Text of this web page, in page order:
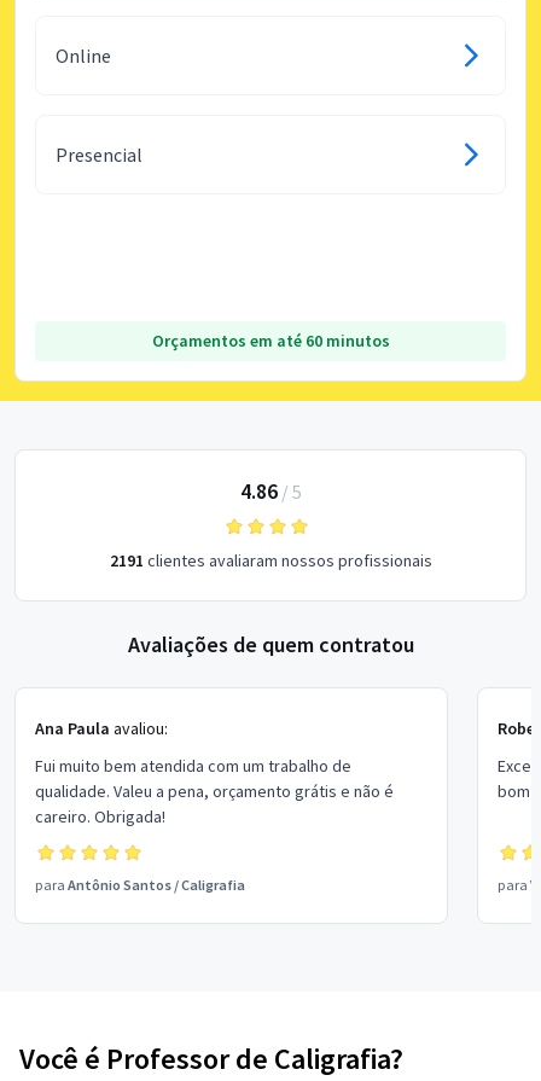
Online
Presencial
Orçamentos em até 60 minutos
4.86/ 5
2191 clientes avaliaram nossos profissionais
Avaliações de quem contratou
Ana Paula avaliou:
Fui muito bem atendida com um trabalho de
qualidade. Valeu a pena, orçamento grátis e não é
careiro. Obrigada!
para Antônio Santos /Caligrafia
bom
para
Você é Professor de Caligrafia?